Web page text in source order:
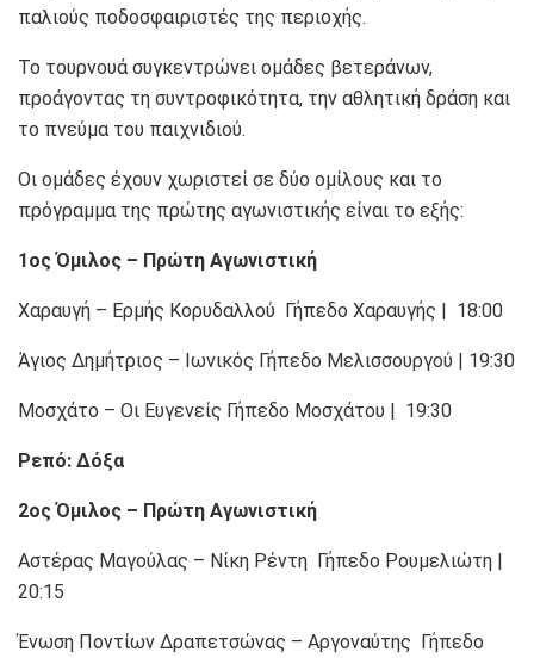
παλιούς ποδοσφαιριστές της περιοχής.
Το τουρνουά συγκεντρώνει ομάδες βετεράνων,
προάγοντας τη συντροφικότητα, την αθλητική δράση και
το πνεύμα του παιχνιδιού.
Οι ομάδες έχουν χωριστεί σε δύο ομίλους και το
πρόγραμμα της πρώτης αγωνιστικής είναι το εξής:
1ος Όμιλος – Πρώτη Αγωνιστική
Χαραυγή – Ερμής Κορυδαλλού Γήπεδο Χαραυγής | 18:00
Άγιος Δημήτριος – Ιωνικός Γήπεδο Μελισσουργού | 19:30
Μοσχάτο – Οι Ευγενείς Γήπεδο Μοσχάτου | 19:30
Ρεπό: Δόξα
2ος Όμιλος – Πρώτη Αγωνιστική
Αστέρας Μαγούλας – Νίκη Ρέντη Γήπεδο Ρουμελιώτη |
20:15
Ένωση Ποντίων Δραπετσώνας – Αργοναύτης Γήπεδο